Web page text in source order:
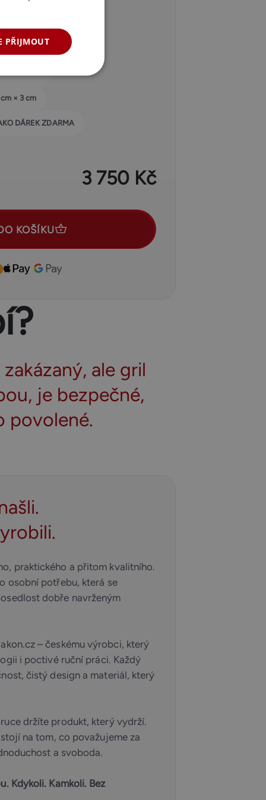
VÁŽÍ 12 KG
× 3 cm
DÁREK ZDARMA
3 750 Kč
KOŠÍKU
ale gril
je bezpečné,
povolené.
praktického a přitom kvalitního.
osobní potřebu, která se
dobře navrženým
– českému výrobci, který
i poctivé ruční práci. Každý
čistý design a materiál, který
držíte produkt, který vydrží.
na tom, co považujeme za
a svoboda.
Kdykoli. Kamkoli. Bez
PŘIJMOUT